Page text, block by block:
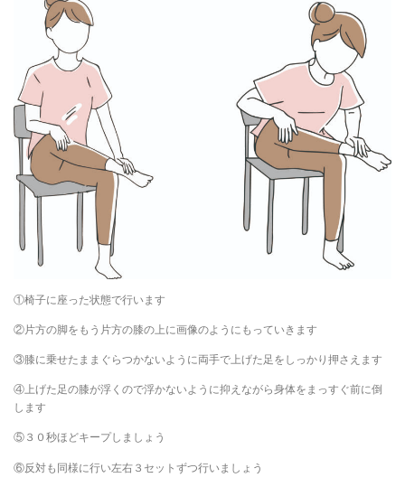
①椅子に座った状態で行います
②片方の脚をもう片方の膝の上に画像のようにもっていきます
③膝に乗せたままぐらつかないように両手で上げた足をしっかり押さえます
④上げた足の膝が浮くので浮かないように抑えながら身体をまっすぐ前に倒
します
⑤３０秒ほどキープしましょう
⑥反対も同様に行い左右３セットずつ行いましょう